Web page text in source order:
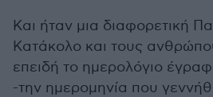
Και ήταν μια διαφορετική
Κατάκολο και τους
επειδή το ημερολόγιο
-την ημερομηνία που